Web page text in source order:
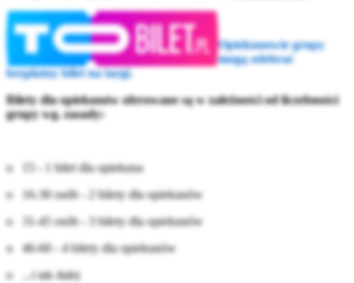
Opiekunowie grupy
mogą odebrać
bezpłatny bilet na targi.
Bilety dla opiekunów oferowane są w zależności od liczebności
grupy wg. zasady:
o 15 - 1 bilet dla opiekuna
o 16-30 osób - 2 bilety dla opiekunów
o 31-45 osób - 3 bilety dla opiekunów
o 46-60 - 4 bilety dla opiekunów
o ...i tak dalej